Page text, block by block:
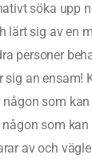
söka upp
lärt sig av en
personer
sig an ensam!
som
som
av och